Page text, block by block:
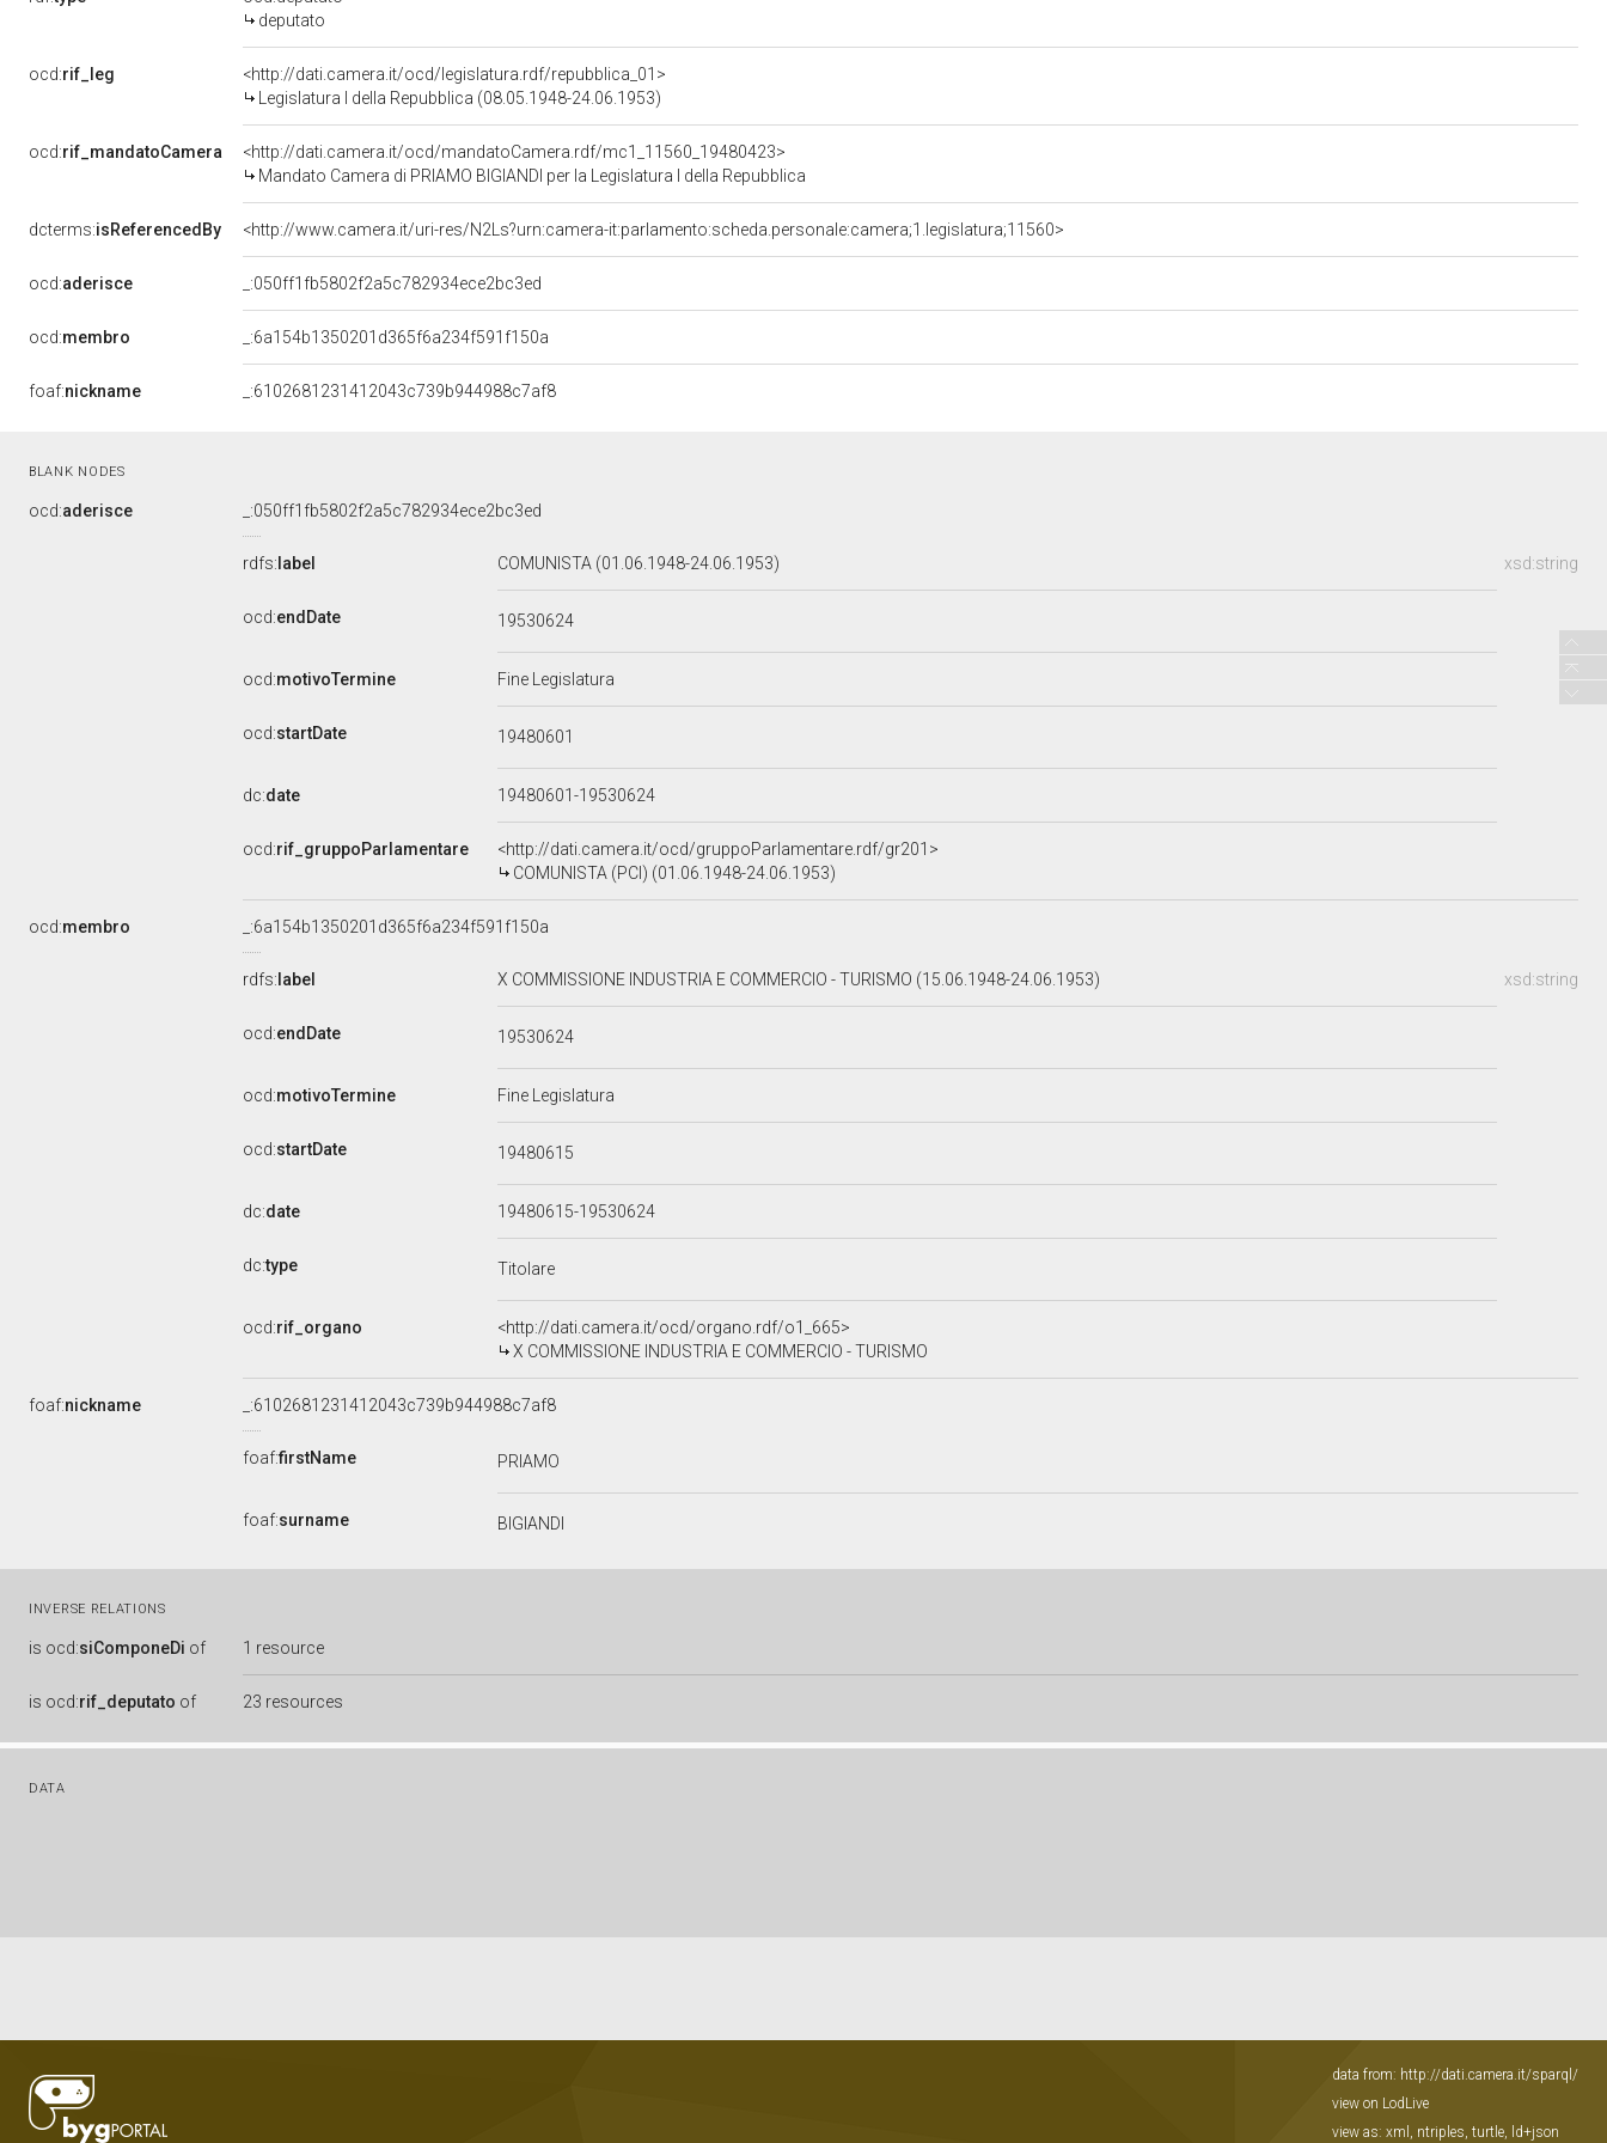
deputato
ocd:rif_leg
<http://dati.camera.it/ocd/legislatura.rdf/repubblica_01>
Legislatura I della Repubblica (08.05.1948-24.06.1953)
ocd:rif_mandatoCamera
<http://dati.camera.it/ocd/mandatoCamera.rdf/mc1_11560_19480423>
Mandato Camera di PRIAMO BIGIANDI per la Legislatura I della Repubblica
dcterms:isReferencedBy <http://www.camera.it/uri-res/N2Ls?urn:camera-it:parlamento:scheda.personale:camera;1.legislatura;11560>
ocd:aderisce _:050ff1fb5802f2a5c782934ece2bc3ed
ocd:membro _:6a154b1350201d365f6a234f591f150a
foaf:nickname _:6102681231412043c739b944988c7af8
BLANK NODES
ocd:aderisce _:050ff1fb5802f2a5c782934ece2bc3ed
rdfs: label xsd:string
COMUNISTA (01.06.1948-24.06.1953)
ocd:endDate 19530624
ocd:motivoTermine Fine Legislatura
ocd:startDate 19480601
dc:date 19480601-19530624
ocd:rif_gruppoParlamentare
<http://dati.camera.it/ocd/gruppoParlamentare.rdf/gr201>
COMUNISTA (PCI) (01.06.1948-24.06.1953)
ocd:membro _:6a154b1350201d365f6a234f591f150a
rdfs: label xsd:string
X COMMISSIONE INDUSTRIA E COMMERCIO - TURISMO (15.06.1948-24.06.1953)
ocd:endDate 19530624
ocd:motivoTermine Fine Legislatura
ocd:startDate 19480615
dc:date 19480615-19530624
dc:type Titolare
ocd:rif_organo
<http://dati.camera.it/ocd/organo.rdf/o1_665>
X COMMISSIONE INDUSTRIA E COMMERCIO - TURISMO
foaf:nickname _:6102681231412043c739b944988c7af8
foaf:firstName PRIAMO
foaf:surname BIGIANDI
INVERSE RELATIONS
is ocd:siComponeDi of 1 resource
is ocd:rif_deputato of 23 resources
DATA
data from: http://dati.camera.it/sparql/
view on LodLive
view as: xml , ntriples, turtle, ld+json